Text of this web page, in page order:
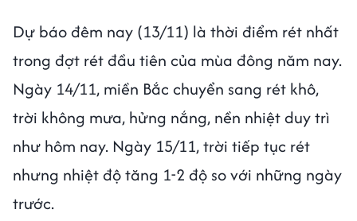
Dự báo đêm nay (13/11) là thời điểm rét nhất
trong đợt rét đầu tiên của mùa đông năm nay.
Ngày 14/11, miền Bắc chuyển sang rét khô,
trời không mưa, hửng nắng, nền nhiệt duy trì
như hôm nay. Ngày 15/11, trời tiếp tục rét
nhưng nhiệt độ tăng 1-2 độ so với những ngày
trước.